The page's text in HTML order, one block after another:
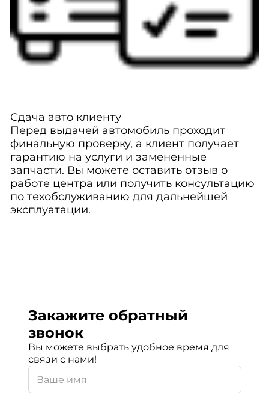
Сдача авто клиенту
Перед выдачей автомобиль проходит
финальную проверку, а клиент получает
гарантию на услуги и замененные
запчасти. Вы можете оставить отзыв о
работе центра или получить консультацию
по техобслуживанию для дальнейшей
эксплуатации.
Закажите обратный
звонок
Вы можете выбрать удобное время для
связи с нами!